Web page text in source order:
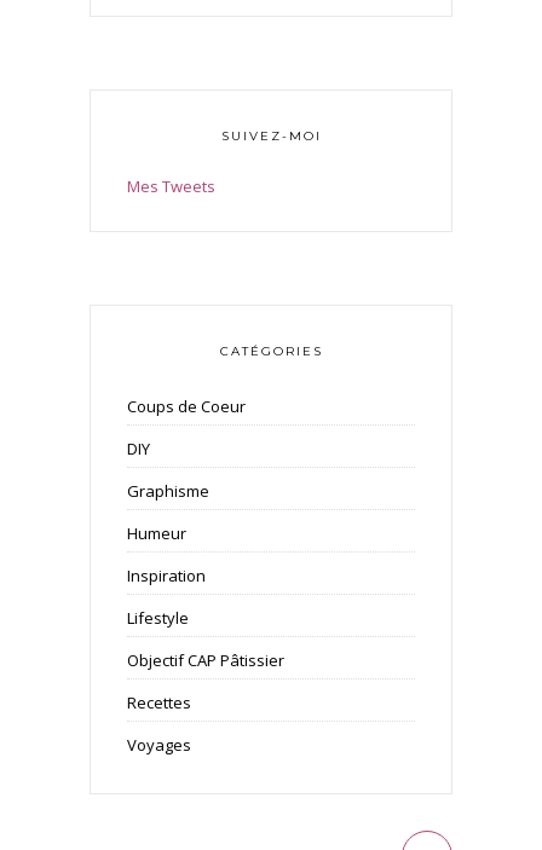
SUIVEZ-MOI
Mes Tweets
CATÉGORIES
Coups de Coeur
DIY
Graphisme
Humeur
Inspiration
Lifestyle
Objectif CAP Pâtissier
Recettes
Voyages